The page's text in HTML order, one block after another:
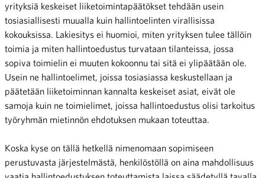
yrityksiä keskeiset liiketoimintapäätökset tehdään usein
tosiasiallisesti muualla kuin hallintoelinten virallisissa
kokouksissa. Lakiesitys ei huomioi, miten yrityksen tulee tällöin
toimia ja miten hallintoedustus turvataan tilanteissa, jossa
sopiva toimielin ei muuten kokoonnu tai sitä ei ylipäätään ole.
Usein ne hallintoelimet, joissa tosiasiassa keskustellaan ja
päätetään liiketoiminnan kannalta keskeiset asiat, eivät ole
samoja kuin ne toimielimet, joissa hallintoedustus olisi tarkoitus
työryhmän mietinnön ehdotuksen mukaan toteuttaa.
Koska kyse on tällä hetkellä nimenomaan sopimiseen
perustuvasta järjestelmästä, henkilöstöllä on aina mahdollisuus